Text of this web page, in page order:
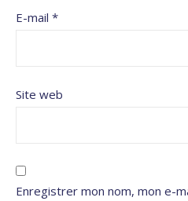
E-mail *
Site web
Enregistrer mon nom, mon e-